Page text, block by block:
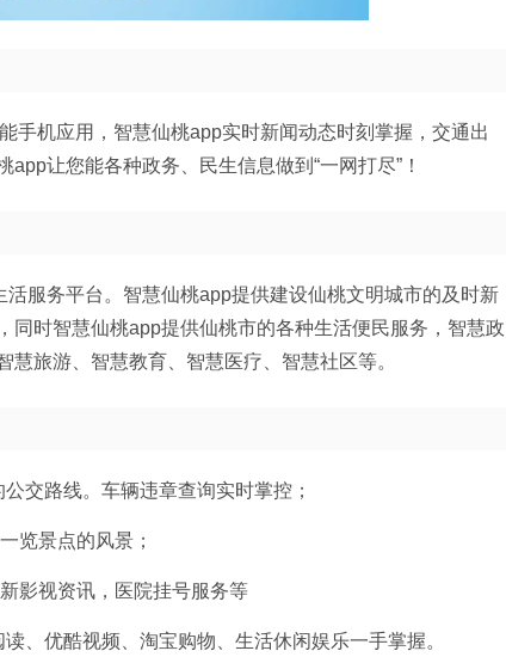
机应用，智慧仙桃app实时新闻动态时刻掌握，交通出
让您能各种政务、民生信息做到“一网打尽”！
务平台。智慧仙桃app提供建设仙桃文明城市的及时新
同时智慧仙桃app提供仙桃市的各种生活便民服务，智慧政
旅游、智慧教育、智慧医疗、智慧社区等。
路线。车辆违章查询实时掌控；
景点的风景；
视资讯，医院挂号服务等
优酷视频、淘宝购物、生活休闲娱乐一手掌握。